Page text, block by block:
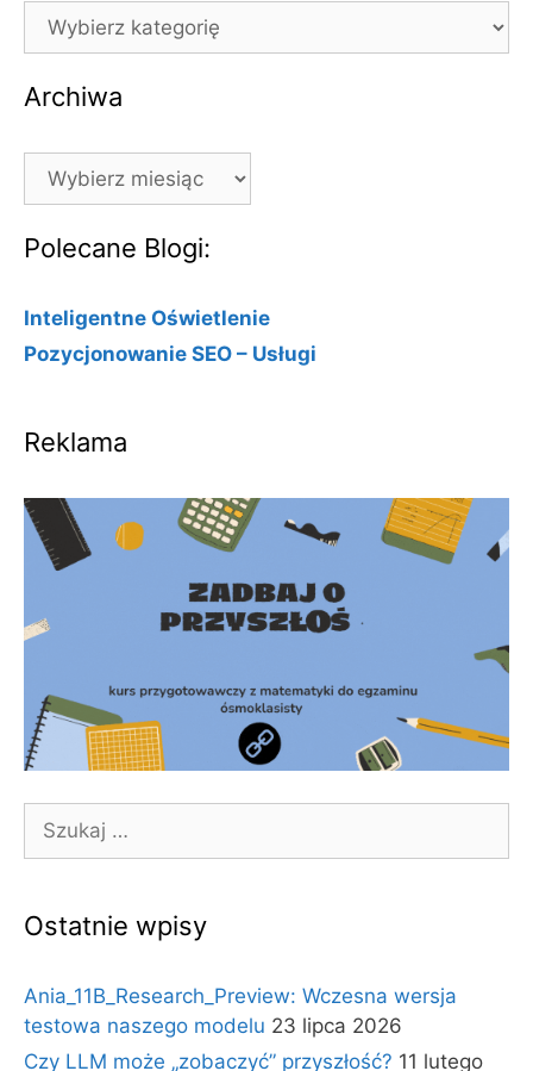
Kategorie
Archiwa
Archiwa
Polecane Blogi:
Inteligentne Oświetlenie
Pozycjonowanie SEO – Usługi
Reklama
Szukaj:
Ostatnie wpisy
Ania_11B_Research_Preview: Wczesna wersja
testowa naszego modelu 23 lipca 2026
Czy LLM może „zobaczyć” przyszłość? 11 lutego